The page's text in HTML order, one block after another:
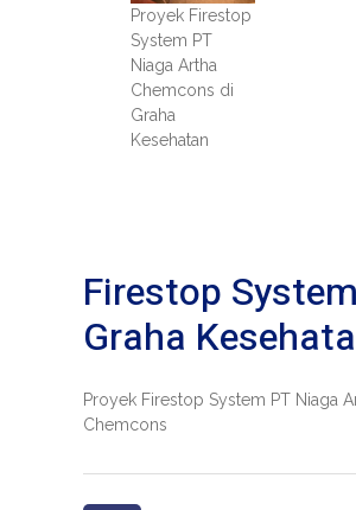
Proyek Firestop
System PT
Niaga Artha
Chemcons di
Graha
Kesehatan
Firestop
Graha
Proyek Firestop System PT Niaga
Chemcons